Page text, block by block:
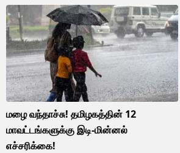
மழை வந்தாச்சு! தமிழகத்தின் 12
மாவட்டங்களுக்கு இடி-மின்னல்
எச்சரிக்கை!